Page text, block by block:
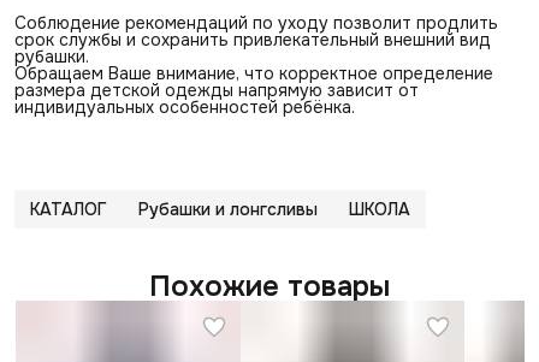
Соблюдение рекомендаций по уходу позволит продлить
срок службы и сохранить привлекательный внешний вид
рубашки.
Обращаем Ваше внимание, что корректное определение
размера детской одежды напрямую зависит от
индивидуальных особенностей ребёнка.
КАТАЛОГ Рубашки и лонгсливы ШКОЛА
Похожие товары